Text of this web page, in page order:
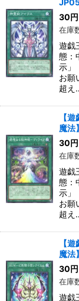
30円
在庫
遊戯
態：
示」
お願
超え
【
魔法
30円
在庫
遊戯
態：
示」
お願
超え
【
魔法
30円
在庫
遊戯